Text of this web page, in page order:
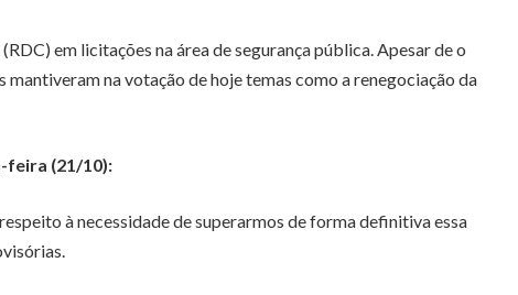
em licitações na área de segurança pública. Apesar de o
na votação de hoje temas como a renegociação da
feira (21/10):
à necessidade de superarmos de forma definitiva essa